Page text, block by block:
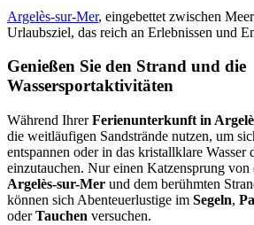
Argelès-sur-Mer, eingebettet zwischen
Urlaubsziel, das reich an Erlebnissen und
Genießen Sie den Strand und die
Wassersportaktivitäten
Während IhrerFerienunterkunft in
die weitläufigen Sandstrände nutzen, um
entspannen oder in das kristallklare Wasser
einzutauchen. Nur einen Katzensprung von
Argelès-sur-Mer und dem berühmten
können sich Abenteuerlustige im Segeln,
oderTauchen versuchen.